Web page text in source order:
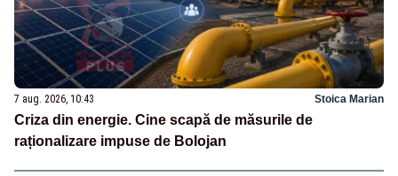
7 aug. 2026, 10:43 Stoica Marian
Criza din energie. Cine scapă de măsurile de
raționalizare impuse de Bolojan